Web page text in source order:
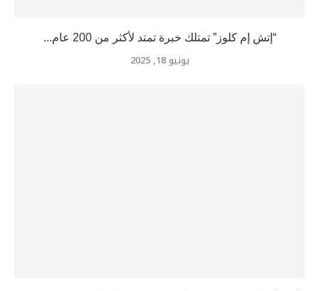
“إتش إم كلوز” تمتلك خبرة تمتد لأكثر من 200 عام...
يونيو 18, 2025